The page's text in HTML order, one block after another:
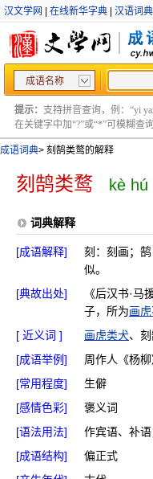
汉文学网 在线新华字典 汉语词典
成语名称
提示： 支持拼音查询，例：“yi
在关键字中加“?”或“*”可模糊查
成语词典> 刻鹄类鹜的解释
刻鹄类鹜 kè hú
词典解释
[成语解释]
刻：刻画；
似。
[典故出处]
《后汉书·
子，所为画
[ 近义词 ]
画虎类犬、
[成语举例]
周作人《杨柳
[常用程度]
生僻
[感情色彩]
褒义词
[语法用法]
作宾语、补
[成语结构]
偏正式